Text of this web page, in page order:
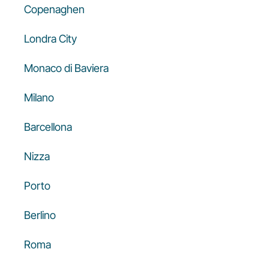
Gruppo Luxair
Copenaghen
Londra City
Monaco di Baviera
Milano
Barcellona
Nizza
Porto
Berlino
Roma